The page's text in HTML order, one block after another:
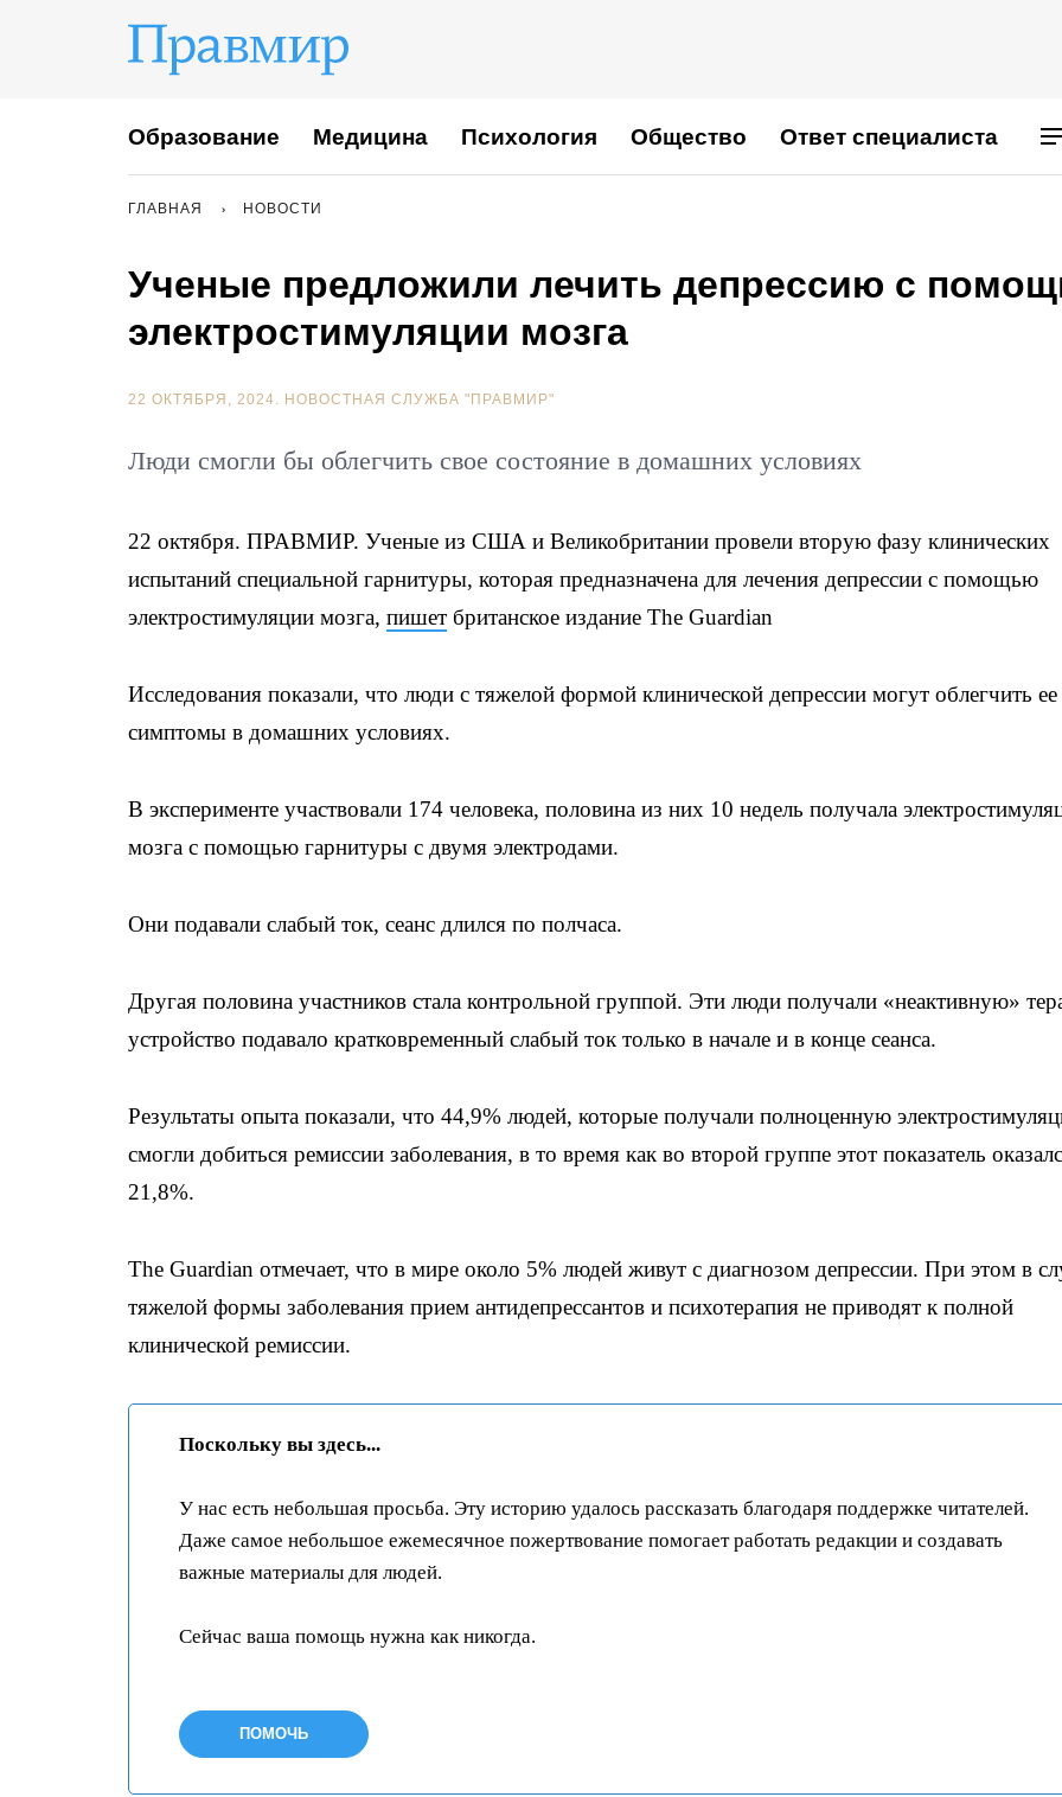
Образование Медицина Психология Общество Ответ специалиста
ГЛАВНАЯ НОВОСТИ
Ученые предложили лечить депрессию с
электростимуляции мозга
22 ОКТЯБРЯ, 2024. НОВОСТНАЯ СЛУЖБА "ПРАВМИР"
Люди смогли бы облегчить свое состояние в домашних условиях
22 октября. ПРАВМИР. Ученые из США и Великобритании провели вторую фазу клинических
испытаний специальной гарнитуры, которая предназначена для лечения депрессии с помощью
электростимуляции мозга, пишет британское издание The Guardian
Исследования показали, что люди с тяжелой формой клинической депрессии могут облегчить ее
симптомы в домашних условиях.
В эксперименте участвовали 174 человека, половина из них 10 недель получала
мозга с помощью гарнитуры с двумя электродами.
Они подавали слабый ток, сеанс длился по полчаса.
Другая половина участников стала контрольной группой. Эти люди получали «неактивную»
устройство подавало кратковременный слабый ток только в начале и в конце сеанса.
Результаты опыта показали, что 44,9% людей, которые получали полноценную
смогли добиться ремиссии заболевания, в то время как во второй группе этот показатель
21,8%.
The Guardian отмечает, что в мире около 5% людей живут с диагнозом депрессии. При этом в
тяжелой формы заболевания прием антидепрессантов и психотерапия не приводят к полной
клинической ремиссии.
Поскольку вы здесь...
У нас есть небольшая просьба. Эту историю удалось рассказать благодаря поддержке читателей.
Даже самое небольшое ежемесячное пожертвование помогает работать редакции и создавать
важные материалы для людей.
Сейчас ваша помощь нужна как никогда.
ПОМОЧЬ